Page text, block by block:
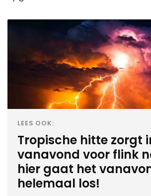
LEES OOK:
Tropische hitte zorgt
vanavond voor flink
hier gaat het
helemaal los!